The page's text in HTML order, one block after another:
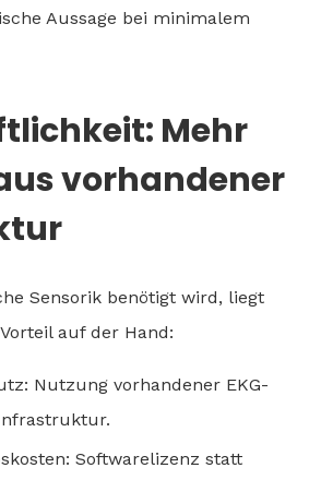
Aussage bei minimalem
Mehr
vorhandener
Sensorik benötigt wird, liegt
auf der Hand:
Nutzung vorhandener EKG-
Softwarelizenz statt